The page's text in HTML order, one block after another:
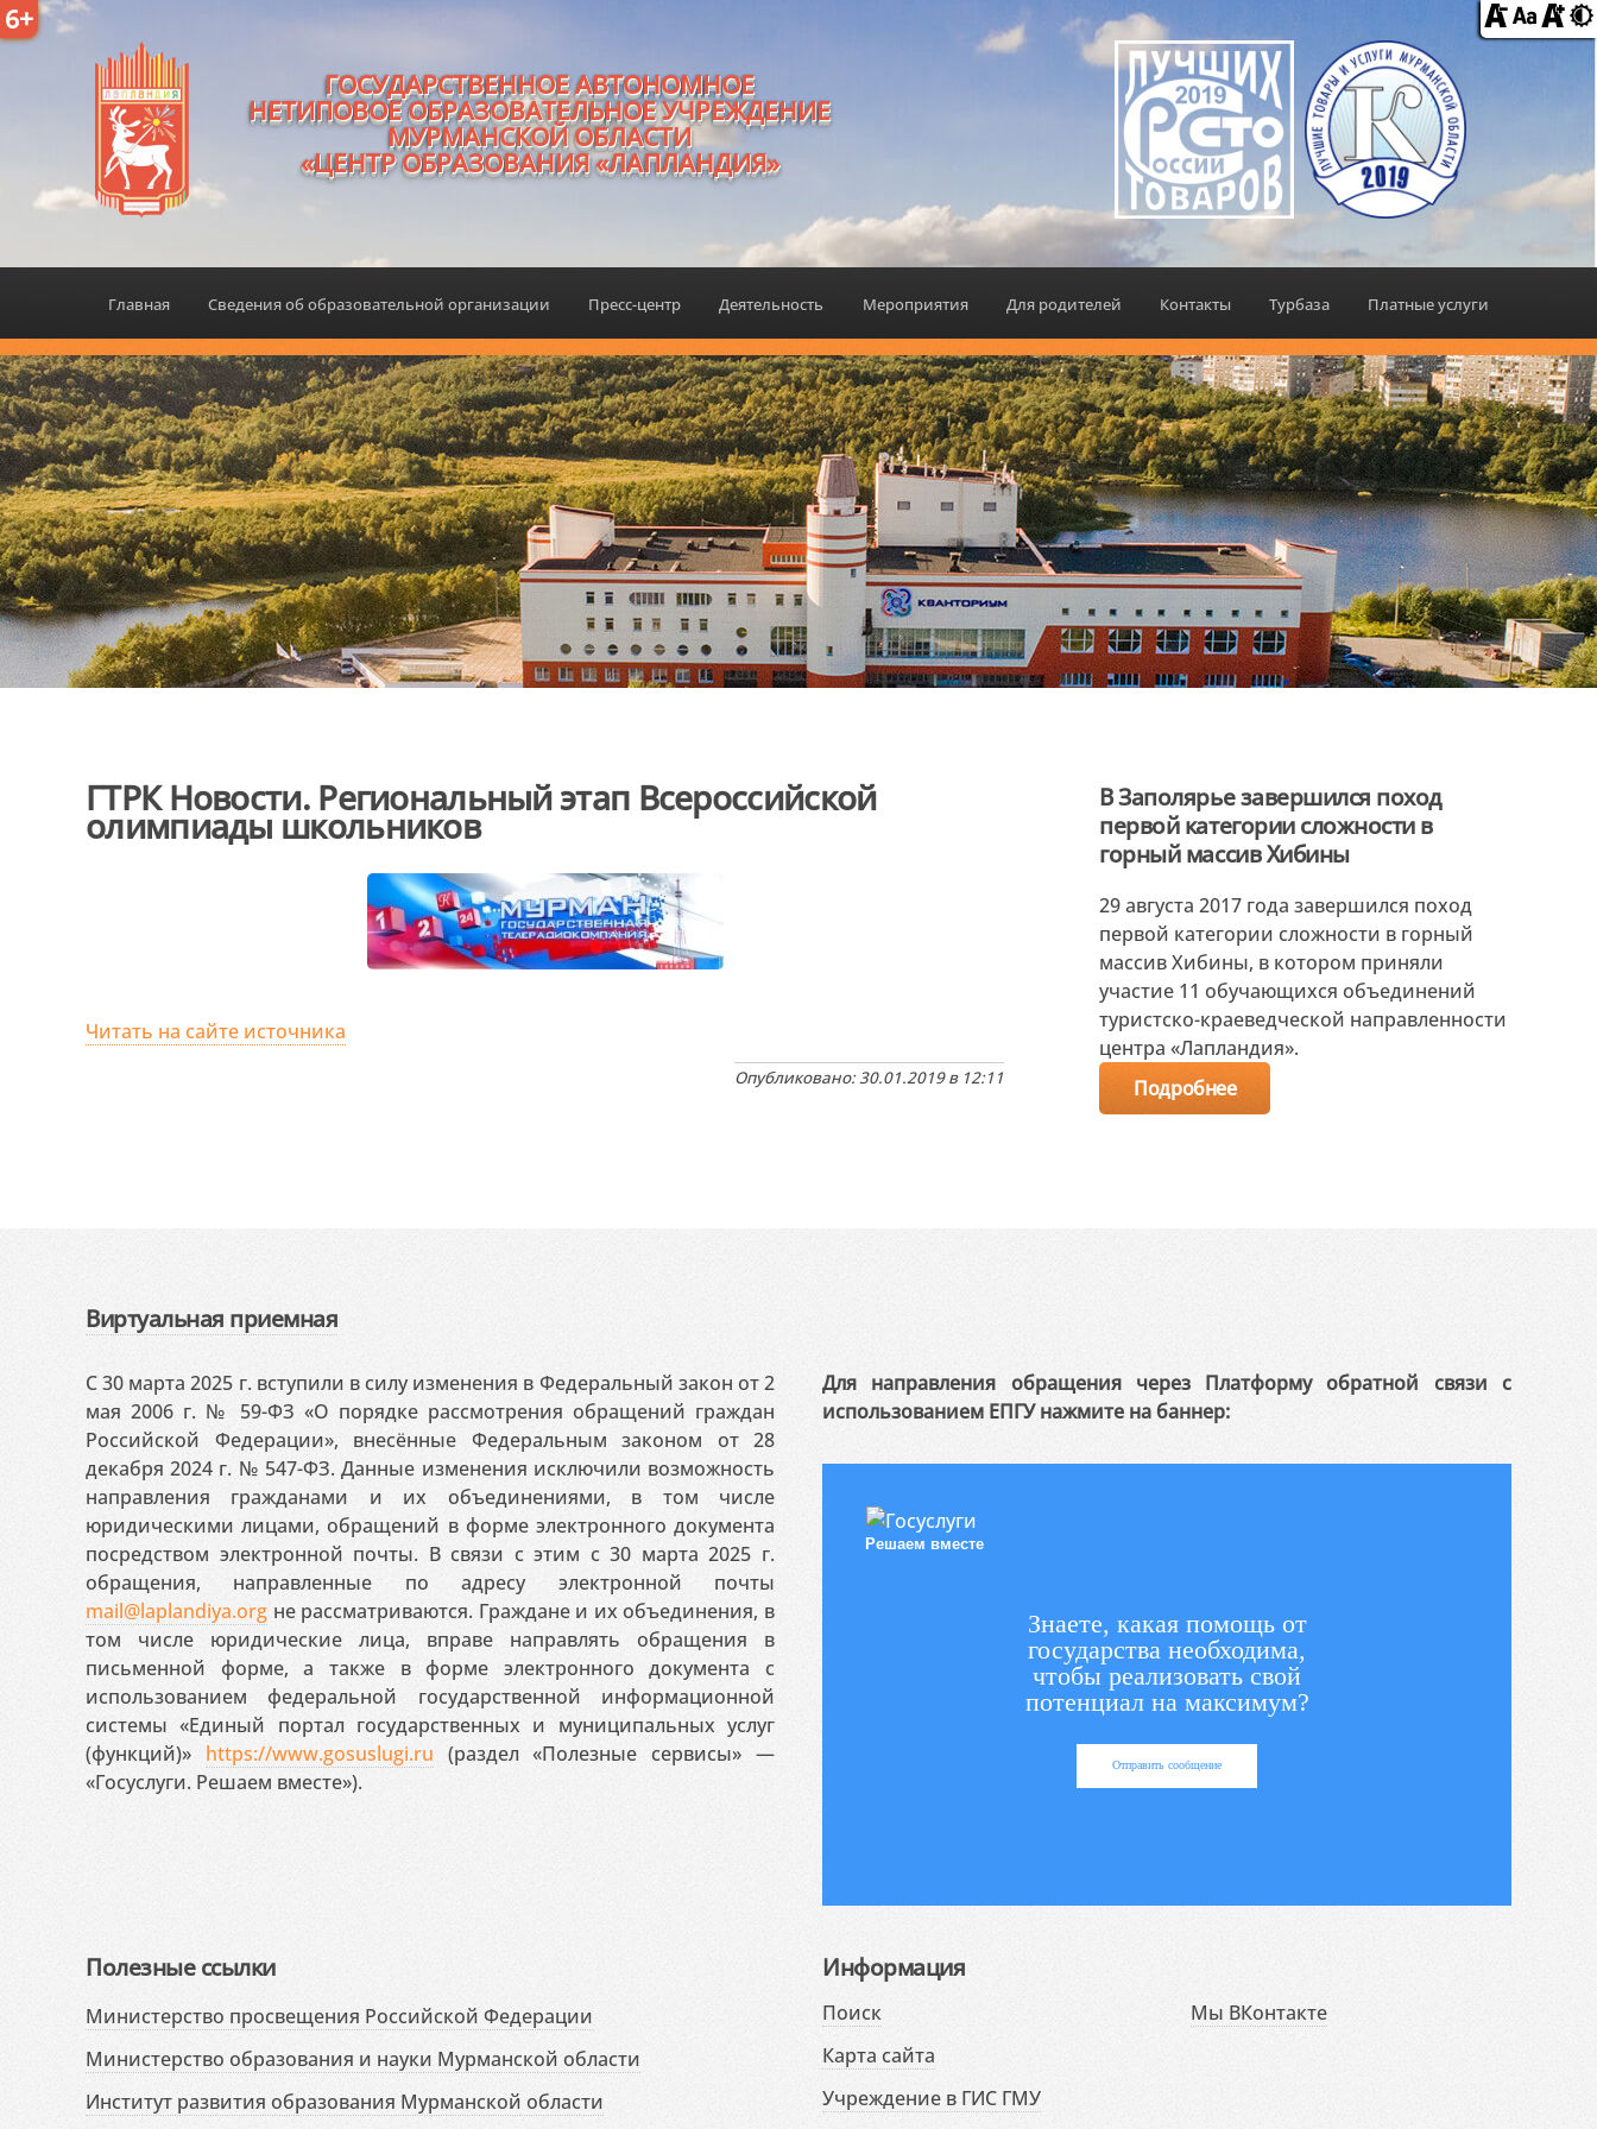
6+
ГОСУДАРСТВЕННОЕ АВТОНОМНОЕ
НЕТИПОВОЕ ОБРАЗОВАТЕЛЬНОЕ УЧРЕЖДЕНИЕ
МУРМАНСКОЙ ОБЛАСТИ
«ЦЕНТР ОБРАЗОВАНИЯ «ЛАПЛАНДИЯ»
Главная Сведения об образовательной организации Пресс-центр Деятельность Мероприятия Для родителей Контакты Турбаза Платные услуги
ГТРК Новости. Региональный этап Всероссийской
олимпиады школьников
Читать на сайте источника
Опубликовано: 30.01.2019 в 12:11
В Заполярье завершился поход
первой категории сложности в
горный массив Хибины
29 августа 2017 года завершился поход
первой категории сложности в горный
массив Хибины, в котором приняли
участие 11 обучающихся объединений
туристско-краеведческой направленности
центра «Лапландия».
Подробнее
Виртуальная приемная
С 30 марта 2025 г. вступили в силу изменения в Федеральный закон от 2
мая 2006 г. № 59-ФЗ «О порядке рассмотрения обращений граждан
Российской Федерации», внесённые Федеральным законом от 28
декабря 2024 г. № 547-ФЗ. Данные изменения исключили возможность
направления гражданами и их объединениями, в том числе
юридическими лицами, обращений в форме электронного документа
посредством электронной почты. В связи с этим с 30 марта 2025 г.
обращения, направленные по адресу электронной почты
mail@laplandiya.org не рассматриваются. Граждане и их объединения, в
том числе юридические лица, вправе направлять обращения в
письменной форме, а также в форме электронного документа с
использованием федеральной государственной информационной
системы «Единый портал государственных и муниципальных услуг
(функций)» https://www.gosuslugi.ru (раздел «Полезные сервисы» —
«Госуслуги. Решаем вместе»).
Для направления обращения через Платформу обратной связи с
использованием ЕПГУ нажмите на баннер:
Решаем вместе
Знаете, какая помощь от
государства необходима,
чтобы реализовать свой
потенциал на максимум?
Отправить сообщение
Полезные ссылки
Министерство просвещения Российской Федерации
Министерство образования и науки Мурманской области
Институт развития образования Мурманской области
Информация
Поиск
Карта сайта
Учреждение в ГИС ГМУ
Мы ВКонтакте